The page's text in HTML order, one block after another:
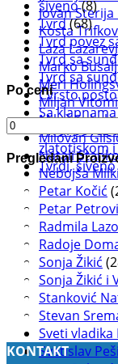
Jovan
Kosta
Laza
Marko
Meri
Miljan
Miloš
Milovan
Natali
Nebojša
Petar Kočić
Petar
Radmila
Radoje
Sonja Žikić
Sonja Žikić i
Stanković
Stevan
Sveti
Svetislav
šiveno(8)
Tvrd(68)
Tvrd povez
Tvrd sa
Tvrd sa
Čvrsto
Sa klapnama
Tvrdi povez
zlatotiskom
Tvrdi, šiveno
Po ceni
Minimalna
cena
Pregledani
KONTAKT